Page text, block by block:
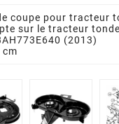
coupe pour tracteur
sur le tracteur
(2013)
cm